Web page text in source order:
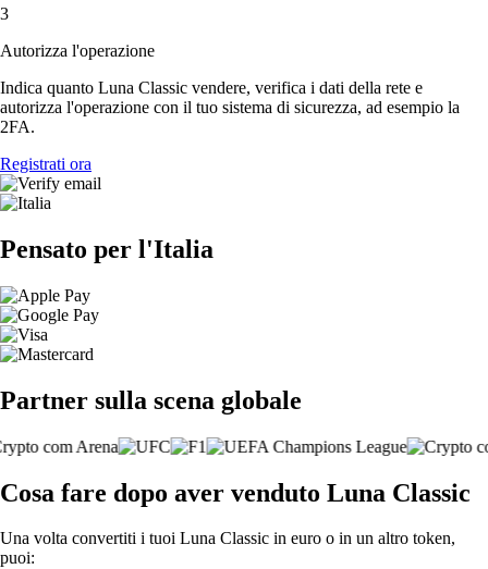
3
Autorizza l'operazione
Indica quanto Luna Classic vendere, verifica i dati della rete e
autorizza l'operazione con il tuo sistema di sicurezza, ad esempio la
2FA.
Registrati ora
Pensato per l'Italia
Partner sulla scena globale
Cosa fare dopo aver venduto Luna Classic
Una volta convertiti i tuoi Luna Classic in euro o in un altro token,
puoi: